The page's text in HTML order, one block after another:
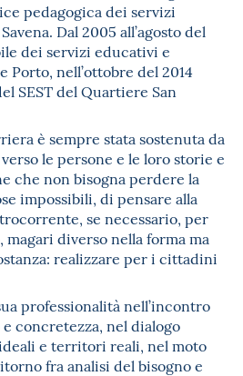
pedagogica dei servizi
Dal 2005 all’agosto del
dei servizi educativi e
Porto, nell’ottobre del 2014
SEST del Quartiere San
è sempre stata sostenuta da
le persone e le loro storie e
che non bisogna perdere la
impossibili, di pensare alla
se necessario, per
diverso nella forma ma
realizzare per i cittadini
professionalità nell’incontro
concretezza, nel dialogo
e territori reali, nel moto
fra analisi del bisogno e